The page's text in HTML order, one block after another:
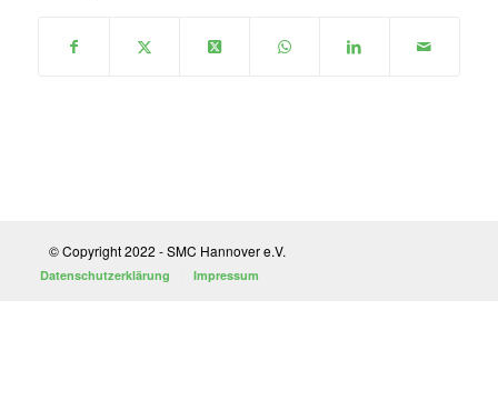
© Copyright 2022 - SMC Hannover e.V.
Datenschutzerklärung Impressum